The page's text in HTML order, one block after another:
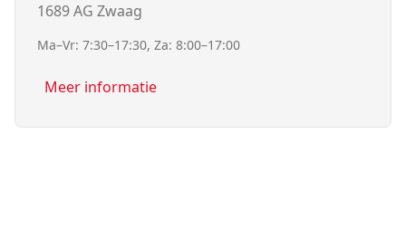
1689 AG Zwaag
Ma–Vr: 7:30–17:30, Za: 8:00–17:00
Meer informatie